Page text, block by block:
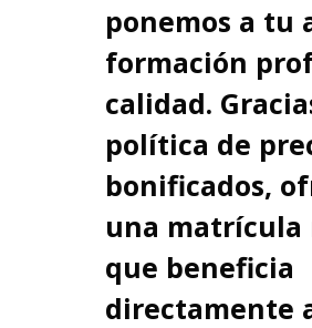
ponemos a tu
formación
calidad.
política de
bonificados,
una matrícula
que beneficia
directamente